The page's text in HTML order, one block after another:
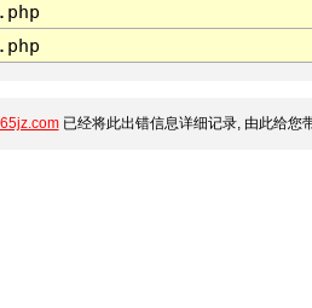
已经将此出错信息详细记录, 由此给您